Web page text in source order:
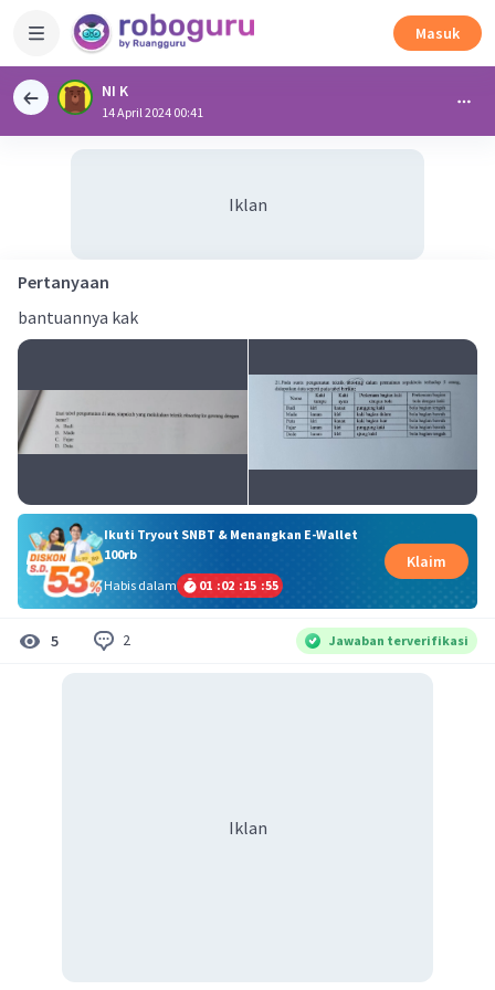
Masuk
NI K
14 April 2024 00:41
Iklan
Pertanyaan
bantuannya kak
Ikuti Tryout SNBT & Menangkan E-Wallet
100rb
Habis dalam
01 :02 :15 :54
Klaim
5 2 Jawaban terverifikasi
Iklan